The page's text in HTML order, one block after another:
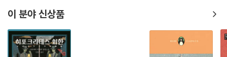
「여치」
1940년 발표. 훗날 작가는 이 작품에 대해, 당시 수입이 좀 생겼는데 금세
다 써 버리기는 했지만 자신도 이른바 ‘원고 장사꾼’이 되어 버리는 건 아닐
이 분야 신상품